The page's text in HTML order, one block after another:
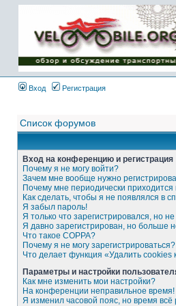
Имя пользователя:
Пароль:
{ LOG_ME_IN_SHORT
}
Вход Регистрация
Список форумов
Вход на конференцию и регистрация
Почему я не могу войти?
Зачем мне вообще нужно
Почему мне периодически
Как сделать, чтобы я не появлялся в
Я забыл пароль!
Я только что зарегистрировался, но
Я давно зарегистрирован, но больше
Что такое COPPA?
Почему я не могу зарегистрироваться?
Что делает функция «Удалить
Параметры и настройки
Как мне изменить мои настройки?
На конференции неправильное время!
Я изменил часовой пояс, но время всё